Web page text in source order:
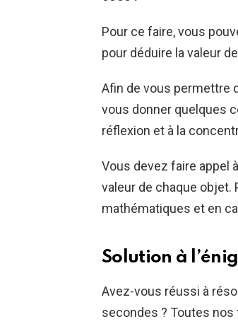
Pour ce faire, vous
pour déduire la valeur
Afin de vous permettre
vous donner quelques
réflexion et à la
Vous devez faire appel
valeur de chaque
mathématiques et en
Solution à
Avez-vous réussi à
secondes ? Toutes nos